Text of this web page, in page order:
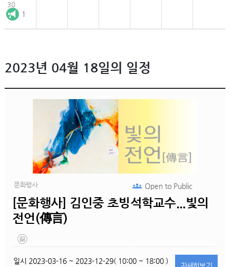
30
1
2023년 04월 18일의 일정
문화행사
[문화행사] 김인중 초빙석학교수...빛의
전언(傳言)
Open toPublic
일시 2023-03-16 ~ 2023-12-29( 10:00 ~ 18:00 )